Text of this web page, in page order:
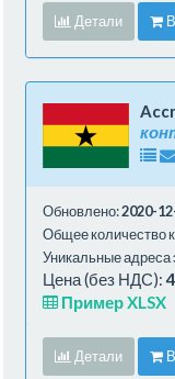
Детали
Обновлено:2020-
Общее количество
Уникальные адреса
Цена (без НДС):
Пример XLSX
Детали